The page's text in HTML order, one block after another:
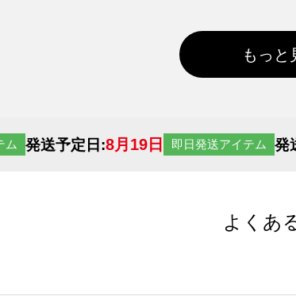
もっと
ム 発送予定日:8月19日 即日発送アイテム 発
よくあ